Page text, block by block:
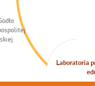
Laboratoria